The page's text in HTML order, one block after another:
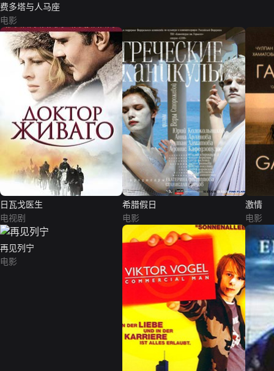
费多塔与人马座
电影
日瓦戈医生
电视剧
希腊假日
电影
激情
电影
再见列宁
电影